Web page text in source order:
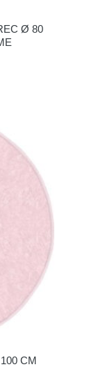
Ø 80
CM